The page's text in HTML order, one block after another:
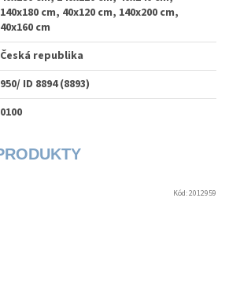
140x180 cm, 40x120 cm, 140x200 cm,
40x160 cm
Česká republika
950/ ID 8894 (8893)
0100
Kód:2012959